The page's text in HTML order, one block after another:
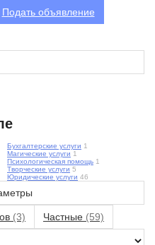
Подать объявление
Бухгалтерские услуги 1
Магические услуги 1
Психологическая помощь 1
Творческие услуги 5
Юридические услуги 46
(3) Частные (59)